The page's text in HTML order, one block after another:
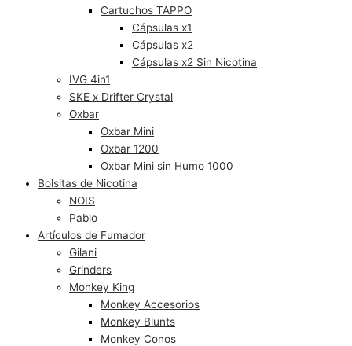
Cartuchos TAPPO
Cápsulas x1
Cápsulas x2
Cápsulas x2 Sin Nicotina
IVG 4in1
SKE x Drifter Crystal
Oxbar
Oxbar Mini
Oxbar 1200
Oxbar Mini sin Humo 1000
Bolsitas de Nicotina
NOIS
Pablo
Artículos de Fumador
Gilani
Grinders
Monkey King
Monkey Accesorios
Monkey Blunts
Monkey Conos